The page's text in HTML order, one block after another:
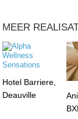
MEER
Hotel Barriere,
Deauville